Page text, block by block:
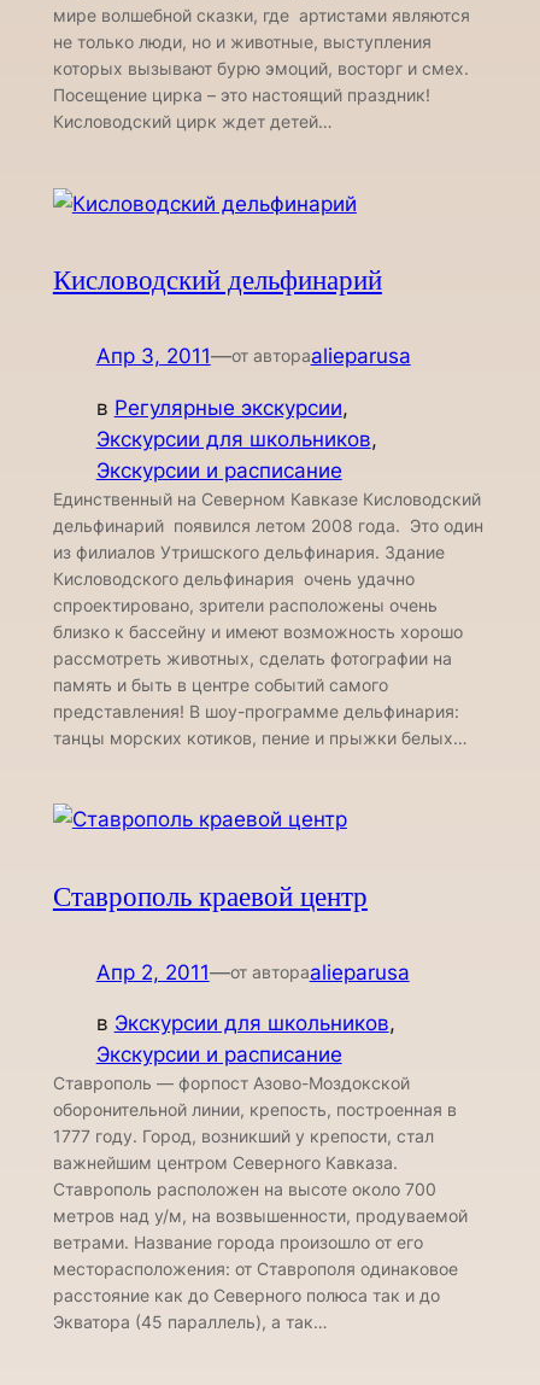
мире волшебной сказки, где артистами являются
не только люди, но и животные, выступления
которых вызывают бурю эмоций, восторг и смех.
Посещение цирка – это настоящий праздник!
Кисловодский цирк ждет детей…
Кисловодский дельфинарий
Апр 3, 2011—от автораalieparusa
в Регулярные экскурсии
Экскурсии для школьников
Экскурсии и расписание
Единственный на Северном Кавказе Кисловодский
дельфинарий появился летом 2008 года. Это один
из филиалов Утришского дельфинария. Здание
Кисловодского дельфинария очень удачно
спроектировано, зрители расположены очень
близко к бассейну и имеют возможность хорошо
рассмотреть животных, сделать фотографии на
память и быть в центре событий самого
представления! В шоу-программе дельфинария:
танцы морских котиков, пение и прыжки белых…
Ставрополь краевой центр
Апр 2, 2011—от автораalieparusa
в Экскурсии для школьников
Экскурсии и расписание
Ставрополь — форпост Азово-Моздокской
оборонительной линии, крепость, построенная в
1777 году. Город, возникший у крепости, стал
важнейшим центром Северного Кавказа.
Ставрополь расположен на высоте около 700
метров над у/м, на возвышенности, продуваемой
ветрами. Название города произошло от его
месторасположения: от Ставрополя одинаковое
расстояние как до Северного полюса так и до
Экватора (45 параллель), а так…